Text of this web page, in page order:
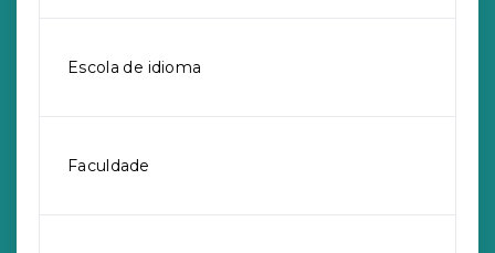
Escola de idioma
Faculdade